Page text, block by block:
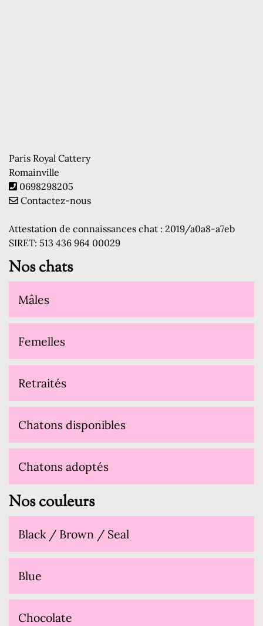
Paris Royal Cattery
Romainville
0698298205
Contactez-nous
Attestation de connaissances chat : 2019/a0a8-a7eb
SIRET: 513 436 964 00029
Nos chats
Mâles
Femelles
Retraités
Chatons disponibles
Chatons adoptés
Nos couleurs
Black / Brown / Seal
Blue
Chocolate